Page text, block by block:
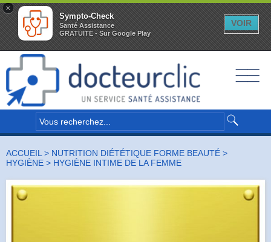
×
Sympto-Check
Santé Assistance
GRATUITE - Sur Google Play
VOIR
__
__
ACCUEIL> NUTRITION DIÉTÉTIQUE FORME BEAUTÉ >
HYGIÈNE > HYGIÈNE INTIME DE LA FEMME